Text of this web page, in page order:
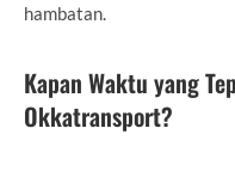
hambatan.
Kapan Waktu yang
Okkatransport?